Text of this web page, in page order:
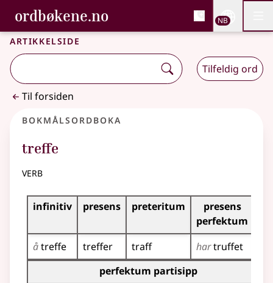
Gå til hovedinnhold
Tilgjengelighet
ordbøkene.no, Bokmålsordboka og
Bokmålsordboka og Nynorskordboka
NB
Artikkelside
Tilfeldig ord
Til forsiden
Bokmålsordboka
treffe
verb
Bøyingstabell for dette verbet
infinitiv presens preteritum
presens
perfektum
åtreffe treffer traff hartruffet
Bøyingstabell for dette verbet (partisippformer)
perfektum partisipp